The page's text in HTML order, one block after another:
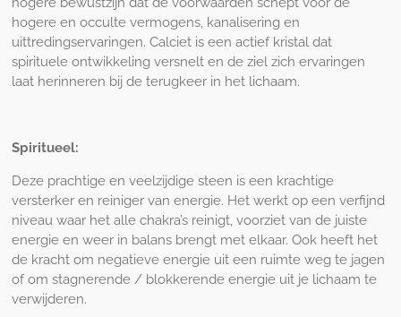
hogere en occulte vermogens, kanalisering en
uittredingservaringen. Calciet is een actief kristal dat
spirituele ontwikkeling versnelt en de ziel zich ervaringen
laat herinneren bij de terugkeer in het lichaam.
Spiritueel:
Deze prachtige en veelzijdige steen is een krachtige
versterker en reiniger van energie. Het werkt op een verfijnd
niveau waar het alle chakra’s reinigt, voorziet van de juiste
energie en weer in balans brengt met elkaar. Ook heeft het
de kracht om negatieve energie uit een ruimte weg te jagen
of om stagnerende / blokkerende energie uit je lichaam te
verwijderen.